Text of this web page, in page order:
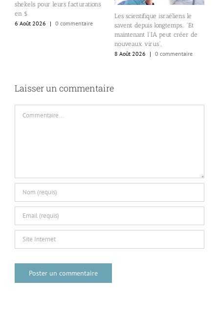
shekels pour leurs facturations
en $.
6 Août 2026
| 0 commentaire
Les scientifique israéliens le
savent depuis longtemps… “Et
maintenant l’IA peut créer de
nouveaux virus”,
8 Août 2026
| 0 commentaire
Laisser un commentaire